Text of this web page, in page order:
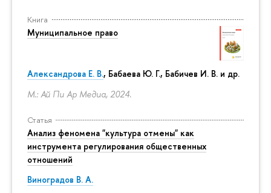
Книга
Муниципальное право
Александрова Е. В., Бабаева Ю. Г., Бабичев И. В. и др.
М.: Ай Пи Ар Медиа, 2024.
Статья
Анализ феномена "культура отмены" как
инструмента регулирования общественных
отношений
Виноградов В. А.